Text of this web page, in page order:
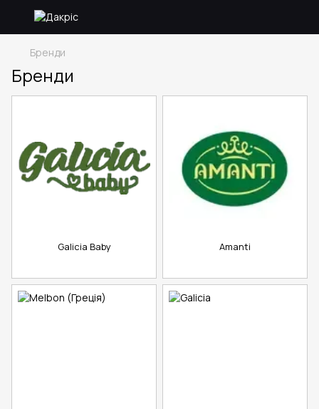
Бренди
Бренди
Galicia Baby Amanti